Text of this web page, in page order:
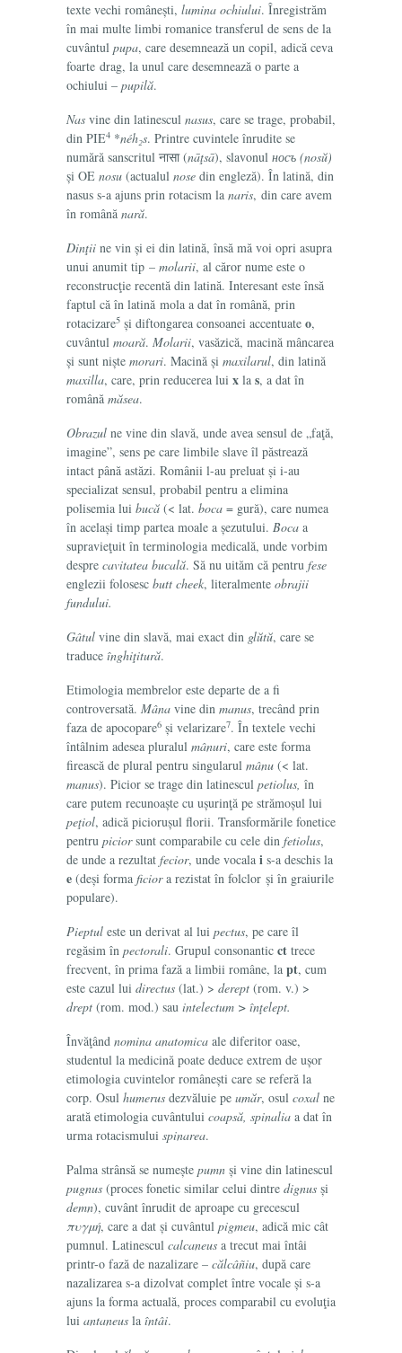
texte vechi românești, lumina ochiului. Înregistrăm
în mai multe limbi romanice transferul de sens de la
cuvântul pupa, care desemnează un copil, adică ceva
foarte drag, la unul care desemnează o parte a
ochiului – pupilă.
Nas vine din latinescul nasus, care se trage, probabil,
din PIE4 *néh₂s. Printre cuvintele înrudite se
numără sanscritul नासा (nāţsā), slavonul носъ (nosŭ)
și OE nosu (actualul nose din engleză). În latină, din
nasus s-a ajuns prin rotacism la naris, din care avem
în română nară.
Dinţii ne vin și ei din latină, însă mă voi opri asupra
unui anumit tip – molarii, al căror nume este o
reconstrucţie recentă din latină. Interesant este însă
faptul că în latină mola a dat în română, prin
rotacizare5 și diftongarea consoanei accentuate o,
cuvântul moară. Molarii, vasăzică, macină mâncarea
și sunt niște morari. Macină și maxilarul, din latină
maxilla, care, prin reducerea lui x la s, a dat în
română măsea.
Obrazul ne vine din slavă, unde avea sensul de „faţă,
imagine”, sens pe care limbile slave îl păstrează
intact până astăzi. Românii l-au preluat și i-au
specializat sensul, probabil pentru a elimina
polisemia lui bucă (< lat. boca = gură), care numea
în același timp partea moale a șezutului. Boca a
supravieţuit în terminologia medicală, unde vorbim
despre cavitatea bucală. Să nu uităm că pentru fese
englezii folosesc butt cheek, literalmente obrajii
fundului.
Gâtul vine din slavă, mai exact din glŭtŭ, care se
traduce înghiţitură.
Etimologia membrelor este departe de a fi
controversată. Mâna vine din manus, trecând prin
faza de apocopare6 și velarizare7. În textele vechi
întâlnim adesea pluralul mânuri, care este forma
firească de plural pentru singularul mânu (< lat.
manus). Picior se trage din latinescul petiolus, în
care putem recunoaște cu ușurinţă pe strămoșul lui
peţiol, adică piciorușul florii. Transformările fonetice
pentru piciorsunt comparabile cu cele din fetiolus,
de unde a rezultat fecior, unde vocala i s-a deschis la
e (deși forma ficiora rezistat în folclor și în graiurile
populare).
Pieptul este un derivat al lui pectus, pe care îl
regăsim în pectorali. Grupul consonantic ct trece
frecvent, în prima fază a limbii române, la pt, cum
este cazul lui directus (lat.) > derept (rom. v.) >
drept (rom. mod.) sau intelectum > înţelept.
Învăţând nomina anatomica ale diferitor oase,
studentul la medicină poate deduce extrem de ușor
etimologia cuvintelor românești care se referă la
corp. Osul humerus dezvăluie pe umăr, osul coxal ne
arată etimologia cuvântului coapsă, spinalia a dat în
urma rotacismului spinarea.
Palma strânsă se numește pumn și vine din latinescul
pugnus (proces fonetic similar celui dintre dignus și
demn), cuvânt înrudit de aproape cu grecescul
πυγμή, care a dat și cuvântul pigmeu, adică mic cât
pumnul. Latinescul calcaneus a trecut mai întâi
printr-o fază de nazalizare – călcâñiu, după care
nazalizarea s-a dizolvat complet între vocale și s-a
ajuns la forma actuală, proces comparabil cu evoluţia
lui antaneus la întâi.